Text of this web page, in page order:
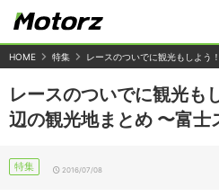
HOME 特集 レースのついでに観光もしよう
レースのついでに観光も
辺の観光地まとめ 〜富士
特集 2016/07/08